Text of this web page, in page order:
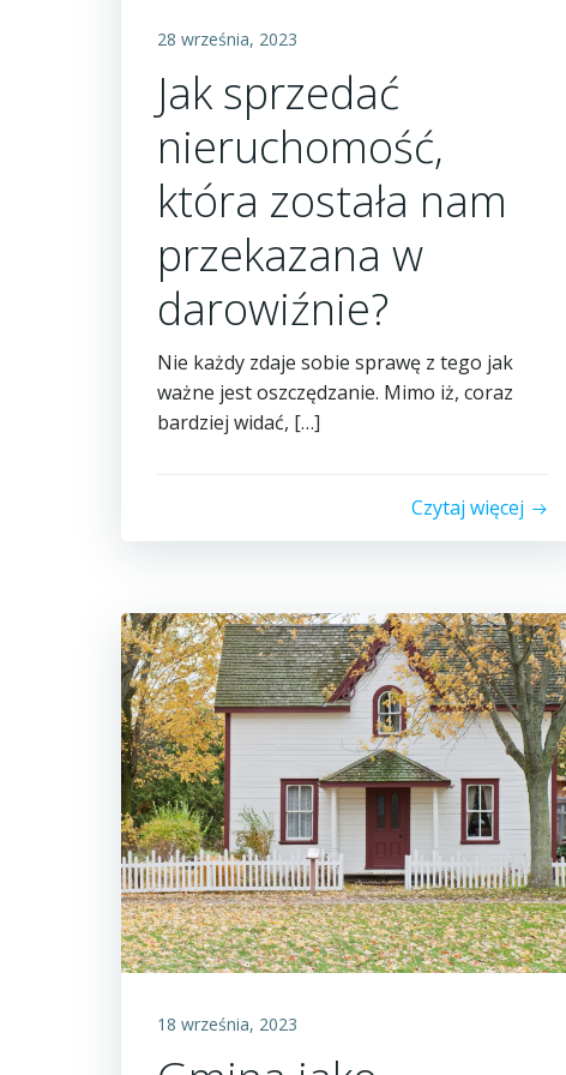
28 września, 2023
Jak sprzedać
nieruchomość,
która została nam
przekazana w
darowiźnie?
Nie każdy zdaje sobie sprawę z tego jak
ważne jest oszczędzanie. Mimo iż, coraz
bardziej widać, […]
Czytaj więcej
18 września, 2023